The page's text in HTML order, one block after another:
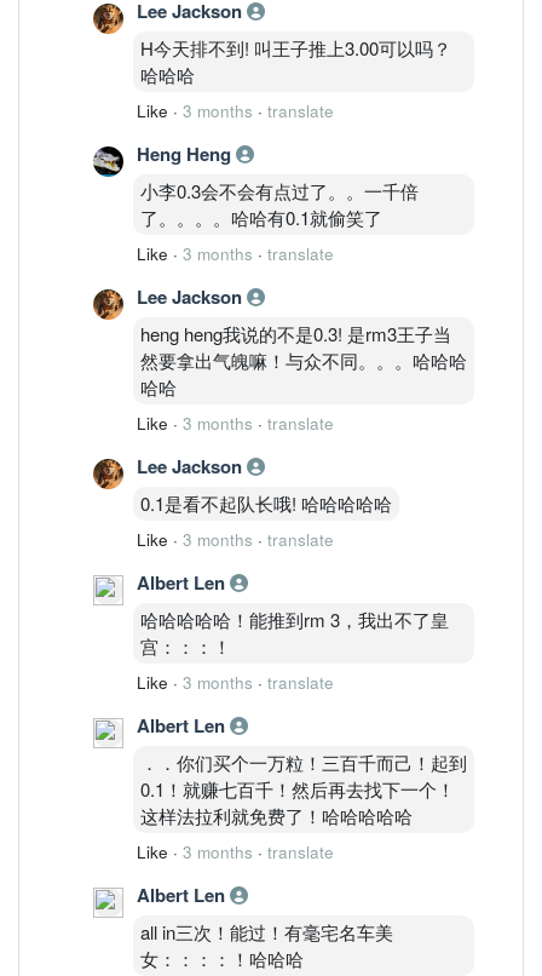
Lee Jackson
H今天排不到! 叫王子推上3.00可以吗？
哈哈哈
Like · 3 months · translate
Heng Heng
小李0.3会不会有点过了。。一千倍
了。。。。哈哈有0.1就偷笑了
Like · 3 months · translate
Lee Jackson
heng heng我说的不是0.3! 是rm3王子当
然要拿出气魄嘛！与众不同。。。哈哈哈
哈哈
Like · 3 months · translate
Lee Jackson
0.1是看不起队长哦! 哈哈哈哈哈
Like · 3 months · translate
Albert Len
哈哈哈哈哈！能推到rm 3，我出不了皇
宫：：：！
Like · 3 months · translate
Albert Len
．．你们买个一万粒！三百千而己！起到
0.1！就赚七百千！然后再去找下一个！
这样法拉利就免费了！哈哈哈哈哈
Like · 3 months · translate
Albert Len
all in三次！能过！有毫宅名车美
女：：：：！哈哈哈